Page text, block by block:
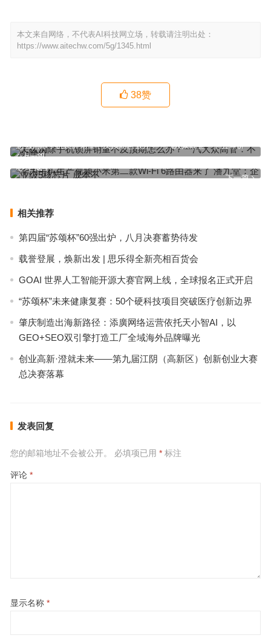
本文来自网络，不代表AI科技网立场，转载请注明出处：
https://www.aitechw.com/5g/1345.html
38赞
上一篇
怎么消除手机锁屏销量不及预期怎么办？一汽大众高管：不会降价
下一篇
华为手机生产视频小米第二款Wi-Fi 6路由器来了 潘九堂：企业级5核
芯片 成本不
相关推荐
第四届“苏颂杯”60强出炉，八月决赛蓄势待发
载誉登展，焕新出发 | 思乐得全新亮相百货会
GOAI 世界人工智能开源大赛官网上线，全球报名正式开启
“苏颂杯”未来健康复赛：50个硬科技项目突破医疗创新边界
肇庆制造出海新路径：添廣网络运营依托天小智AI，以
GEO+SEO双引擎打造工厂全域海外品牌曝光
创业高新·澄就未来——第九届江阴（高新区）创新创业大赛
总决赛落幕
发表回复
您的邮箱地址不会被公开。 必填项已用 *标注
评论 *
显示名称 *